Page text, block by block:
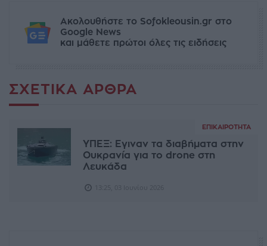
Ακολουθήστε το Sofokleousin.gr στο
Google News
και μάθετε πρώτοι όλες τις ειδήσεις
ΣΧΕΤΙΚΆ ΆΡΘΡΑ
ΕΠΙΚΑΙΡΌΤΗΤΑ
ΥΠΕΞ: Εγιναν τα διαβήματα στην
Ουκρανία για το drone στη
Λευκάδα